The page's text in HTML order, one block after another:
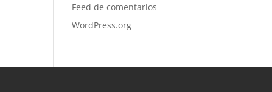
Feed de comentarios
WordPress.org